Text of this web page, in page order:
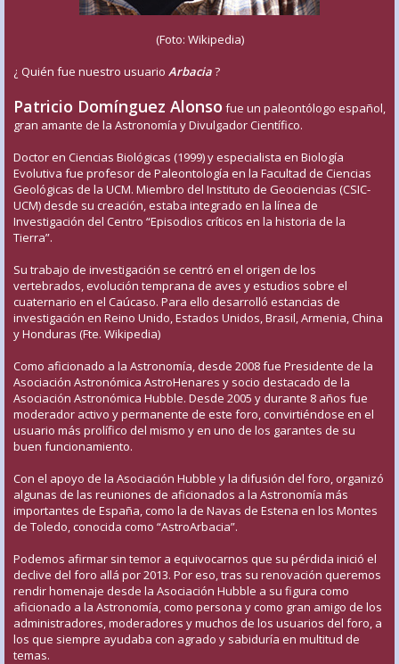
(Foto: Wikipedia)
¿ Quién fue nuestro usuario Arbacia?
Patricio Domínguez Alonso fue un paleontólogo español,
gran amante de la Astronomía y Divulgador Científico.
Doctor en Ciencias Biológicas (1999) y especialista en Biología
Evolutiva fue profesor de Paleontología en la Facultad de Ciencias
Geológicas de la UCM. Miembro del Instituto de Geociencias (CSIC-
UCM) desde su creación, estaba integrado en la línea de
Investigación del Centro “Episodios críticos en la historia de la
Tierra”.
Su trabajo de investigación se centró en el origen de los
vertebrados, evolución temprana de aves y estudios sobre el
cuaternario en el Caúcaso. Para ello desarrolló estancias de
investigación en Reino Unido, Estados Unidos, Brasil, Armenia, China
y Honduras (Fte. Wikipedia)
Como aficionado a la Astronomía, desde 2008 fue Presidente de la
Asociación Astronómica AstroHenares y socio destacado de la
Asociación Astronómica Hubble. Desde 2005 y durante 8 años fue
moderador activo y permanente de este foro, convirtiéndose en el
usuario más prolífico del mismo y en uno de los garantes de su
buen funcionamiento.
Con el apoyo de la Asociación Hubble y la difusión del foro, organizó
algunas de las reuniones de aficionados a la Astronomía más
importantes de España, como la de Navas de Estena en los Montes
de Toledo, conocida como “AstroArbacia”.
Podemos afirmar sin temor a equivocarnos que su pérdida inició el
declive del foro allá por 2013. Por eso, tras su renovación queremos
rendir homenaje desde la Asociación Hubble a su figura como
aficionado a la Astronomía, como persona y como gran amigo de los
administradores, moderadores y muchos de los usuarios del foro, a
los que siempre ayudaba con agrado y sabiduría en multitud de
temas.